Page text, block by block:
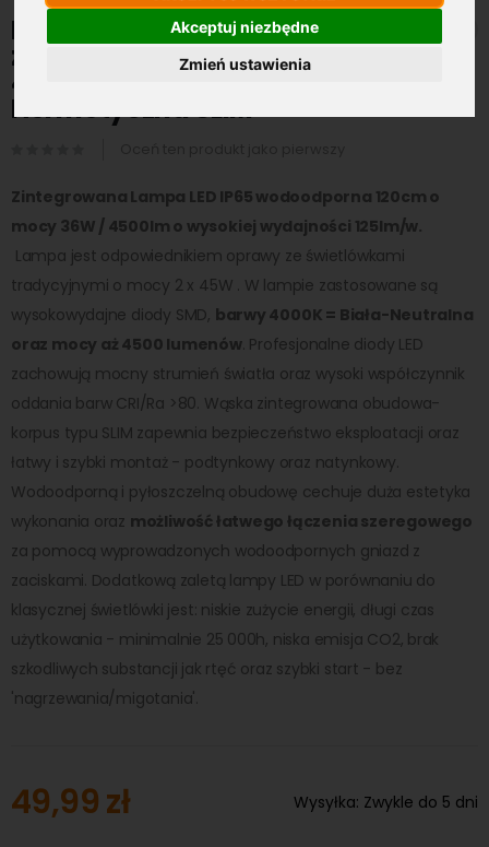
Akceptuj niezbędne
Zmień ustawienia
na
początek
galerii
Lampa świetlówka LED
zintegrowana IP65 120cm 36W
4500lm 4000K Biała-Neutralna
Hermetyczna SLIM
Zintegrowana Lampa LED IP65 wodoodporna 120cm o
mocy 36W / 4500lm o wysokiej wydajności 125lm/w.
Lampa jest odpowiednikiem oprawy ze świetlówkami
tradycyjnymi o mocy 2 x 45W . W lampie zastosowane są
wysokowydajne diody SMD, barwy 4000K = Biała-Neutralna
oraz mocy aż 4500 lumenów. Profesjonalne diody LED
zachowują mocny strumień światła oraz wysoki współczynnik
oddania barw CRI/Ra >80. Wąska zintegrowana obudowa-
korpus typu SLIM zapewnia bezpieczeństwo eksploatacji oraz
łatwy i szybki montaż - podtynkowy oraz natynkowy.
Wodoodporną i pyłoszczelną obudowę cechuje duża estetyka
wykonania oraz możliwość łatwego łączenia szeregowego
za pomocą wyprowadzonych wodoodpornych gniazd z
zaciskami. Dodatkową zaletą lampy LED w porównaniu do
klasycznej świetlówki jest: niskie zużycie energii, długi czas
użytkowania - minimalnie 25 000h, niska emisja CO2, brak
szkodliwych substancji jak rtęć oraz szybki start - bez
'nagrzewania/migotania'.
49,99 zł Wysyłka: Zwykle do 5 dni